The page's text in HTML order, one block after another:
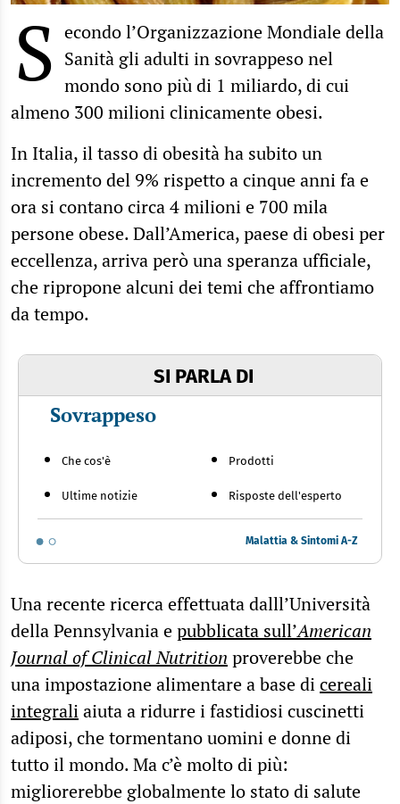
S econdo l’Organizzazione Mondiale della
Sanità gli adulti in sovrappeso nel
mondo sono più di 1 miliardo, di cui
almeno 300 milioni clinicamente obesi.
In Italia, il tasso di obesità ha subito un
incremento del 9% rispetto a cinque anni fa e
ora si contano circa 4 milioni e 700 mila
persone obese. Dall’America, paese di obesi per
eccellenza, arriva però una speranza ufficiale,
che ripropone alcuni dei temi che affrontiamo
da tempo.
SI PARLA DI
Sovrappeso
Che cos'è
Ultime notizie
Prodotti
Risposte dell'esperto
Malattia & Sintomi A-Z
Una recente ricerca effettuata dalll’Università
della Pennsylvania epubblicata sull’American
Journal of Clinical Nutrition proverebbe che
una impostazione alimentare a base dicereali
integraliaiuta a ridurre i fastidiosi cuscinetti
adiposi, che tormentano uomini e donne di
tutto il mondo. Ma c’è molto di più:
migliorerebbe globalmente lo stato di salute